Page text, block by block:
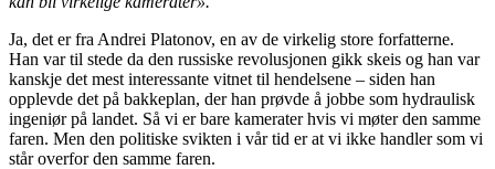
Ja, det er fra Andrei Platonov, en av de virkelig store forfatterne.
Han var til stede da den russiske revolusjonen gikk skeis og han var
kanskje det mest interessante vitnet til hendelsene – siden han
opplevde det på bakkeplan, der han prøvde å jobbe som hydraulisk
ingeniør på landet. Så vi er bare kamerater hvis vi møter den samme
faren. Men den politiske svikten i vår tid er at vi ikke handler som vi
står overfor den samme faren.